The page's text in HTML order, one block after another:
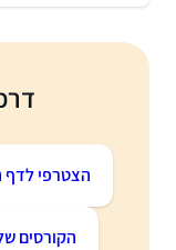
הצטרפי לדף
הקורסים